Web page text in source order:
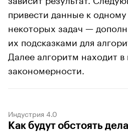
привести данные к
некоторых задач —
их подсказками для
Далее алгоритм находит
закономерности.
Индустрия 4.0
Как будут обстоять